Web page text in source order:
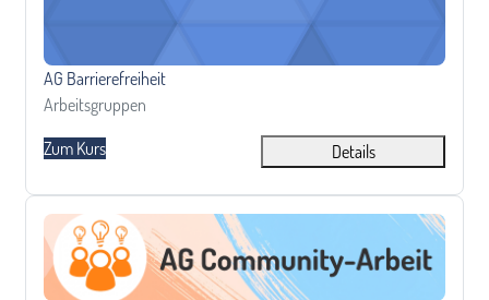
Kursname
AG Barrierefreiheit
Kursbereich
Arbeitsgruppen
Zum Kurs
Details
AG Community-Arbeit